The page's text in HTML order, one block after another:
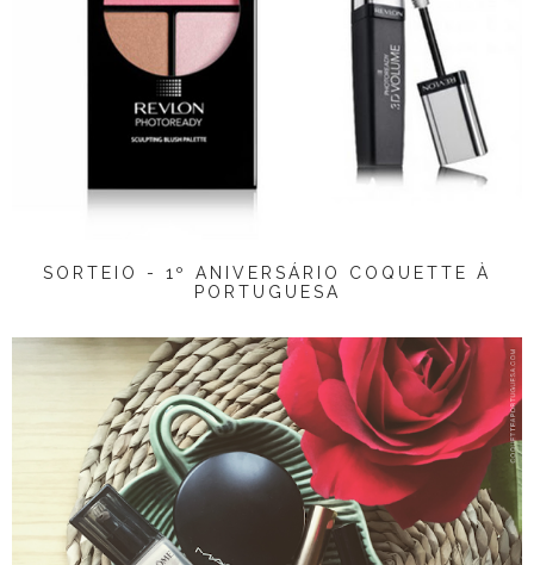
SORTEIO - 1º ANIVERSÁRIO COQUETTE À
PORTUGUESA